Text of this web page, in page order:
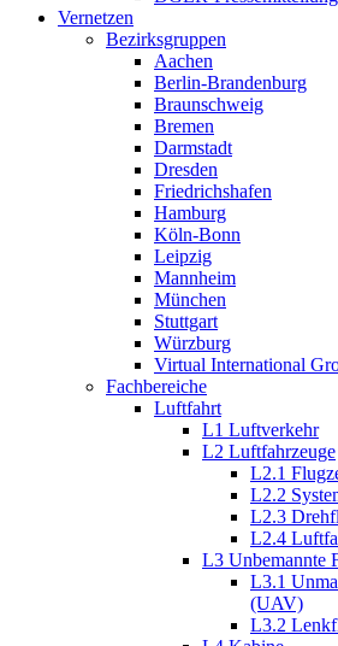
Vernetzen
Bezirksgruppen
Aachen
Berlin-Brandenburg
Braunschweig
Bremen
Darmstadt
Dresden
Friedrichshafen
Hamburg
Köln-Bonn
Leipzig
Mannheim
München
Stuttgart
Würzburg
Virtual International
Fachbereiche
Luftfahrt
L1 Luftverkehr
L2 Luftfahrzeuge
L2.1
L2.2
L2.3
L2.4
L3 Unbemannte
L3.1
(UAV)
L3.2